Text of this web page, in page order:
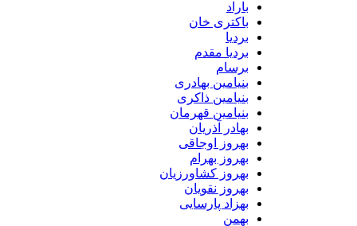
باکتری خان
بردیا مقدم
بنیامین بهادری
بنیامین ذاکری
بنیامین قهرمان
بهادر آذریان
بهروز اوجاقی
بهروز بهرام
بهروز کشاورزیان
بهروز نقویان
بهزاد پارسایی